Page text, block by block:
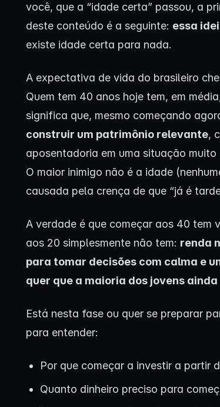
você, que a “idade certa” passou, a
deste conteúdo é a seguinte: essa
existe idade certa para nada.
A expectativa de vida do brasileiro
Quem tem 40 anos hoje tem, em
significa que, mesmo começando
construir um patrimônio relevante,
aposentadoria em uma situação
O maior inimigo não é a idade
causada pela crença de que “já é
A verdade é que começar aos 40 tem
aos 20 simplesmente não tem: renda
para tomar decisões com calma e
quer que a maioria dos jovens
Está nesta fase ou quer se preparar
para entender:
Por que começar a investir a partir
Quanto dinheiro preciso para